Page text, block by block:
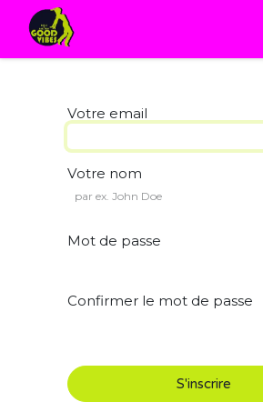
Votre email
Votre nom
Mot de passe
Confirmer le mot de passe
S'inscrire